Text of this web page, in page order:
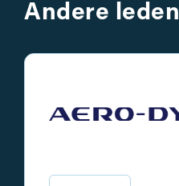
Andere leden